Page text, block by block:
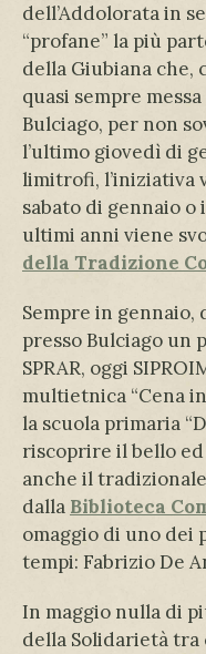
dell’Addolorata in
“profane” la più
della Giubiana che,
quasi sempre
Bulciago, per non
l’ultimo giovedì di
limitrofi, l’iniziativa
sabato di gennaio
ultimi anni viene
della Tradizione
Sempre in gennaio,
presso Bulciago un
SPRAR, oggi
multietnica “Cena
la scuola primaria
riscoprire il bello
anche il
dalla Biblioteca
omaggio di uno
tempi: Fabrizio De
In maggio nulla di
della Solidarietà tra